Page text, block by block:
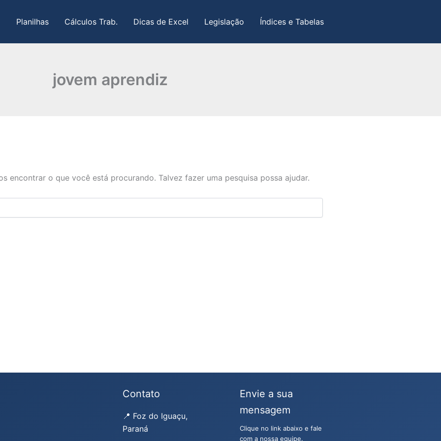
Planilhas Cálculos Trab. Dicas de Excel Legislação Índices e Tabelas
jovem aprendiz
encontrar o que você está procurando. Talvez fazer uma pesquisa possa ajudar.
Contato
📍 Foz do Iguaçu,
Paraná
Envie a sua
mensagem
Clique no link abaixo e fale
com a nossa equipe.